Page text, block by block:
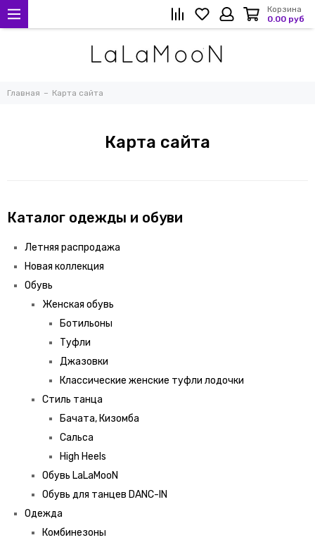
Корзина
0.00 руб
Главная Карта сайта
Карта сайта
Каталог одежды и обуви
Летняя распродажа
Новая коллекция
Обувь
Женская обувь
Ботильоны
Туфли
Джазовки
Классические женские туфли лодочки
Стиль танца
Бачата, Кизомба
Сальса
High Heels
Обувь LaLaMooN
Обувь для танцев DANC-IN
Одежда
Комбинезоны